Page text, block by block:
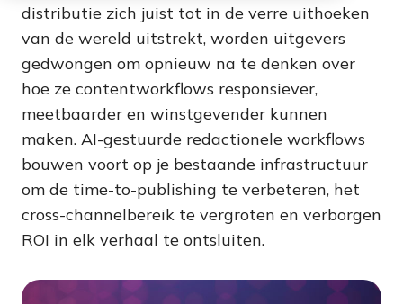
distributie zich juist tot in de verre uithoeken
van de wereld uitstrekt, worden uitgevers
gedwongen om opnieuw na te denken over
hoe ze contentworkflows responsiever,
meetbaarder en winstgevender kunnen
maken. AI-gestuurde redactionele workflows
bouwen voort op je bestaande infrastructuur
om de time-to-publishing te verbeteren, het
cross-channelbereik te vergroten en verborgen
ROI in elk verhaal te ontsluiten.